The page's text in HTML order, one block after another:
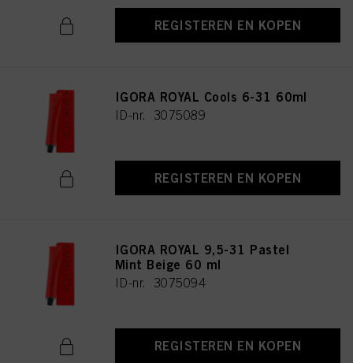
REGISTEREN EN KOPEN
IGORA ROYAL Cools 6-31 60ml
ID-nr. 3075089
REGISTEREN EN KOPEN
IGORA ROYAL 9,5-31 Pastel
Mint Beige 60 ml
ID-nr. 3075094
REGISTEREN EN KOPEN